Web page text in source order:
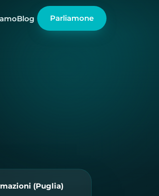
Blog Parliamone
(Puglia)